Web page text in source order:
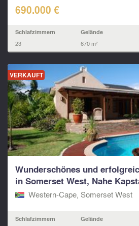
690.000 €
Schlafzimmern
23
Gelände
670 m²
VERKAUFT
Wunderschönes und
in Somerset West, Nahe
Western-Cape, Somerset West
Schlafzimmern Gelände